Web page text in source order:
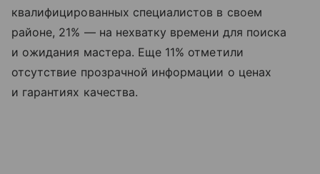
квалифицированных специалистов в своем
районе, 21% — на нехватку времени для поиска
и ожидания мастера. Еще 11% отметили
отсутствие прозрачной информации о ценах
и гарантиях качества.